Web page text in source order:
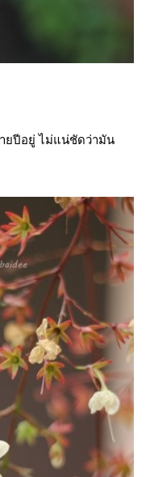
ยปีอยู่ ไม่แน่ชัดว่ามัน